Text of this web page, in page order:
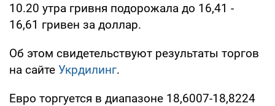
10.20 утра гривня подорожала до 16,41 -
16,61 гривен за доллар.
Об этом свидетельствуют результаты торгов
на сайте Укрдилинг.
Евро торгуется в диапазоне 18,6007-18,8224